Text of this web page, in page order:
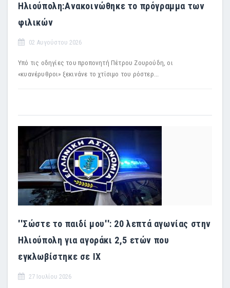
Ηλιούπολη:Ανακοινώθηκε το πρόγραμμα των
φιλικών
02 Αυγούστου 2026
Υπό τις οδηγίες του προπονητή Πέτρου Ζουρούδη, οι
«κυανέρυθροι» ξεκινάνε το χτίσιμο του ρόστερ...
''Σώστε το παιδί μου'': 20 λεπτά αγωνίας στην
Ηλιούπολη για αγοράκι 2,5 ετών που
εγκλωβίστηκε σε ΙΧ
27 Ιουλίου 2026